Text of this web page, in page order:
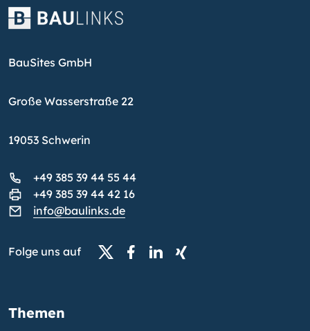
BauSites GmbH
Große Wasserstraße 22
19053 Schwerin
+49 385 39 44 55 44
+49 385 39 44 42 16
info@baulinks.de
Folge uns auf
Themen